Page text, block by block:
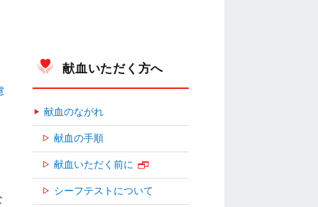
献血いただく方へ
献血のながれ
献血の手順
献血いただく前に
シーフテストについて